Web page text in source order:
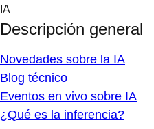
Skip
content
IA
Descripción general
Novedades sobre la IA
Blog técnico
Eventos en vivo sobre IA
¿Qué es la inferencia?